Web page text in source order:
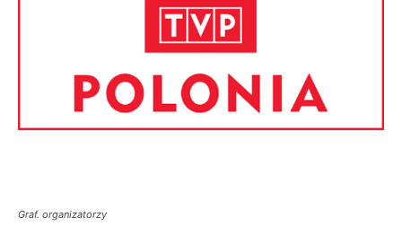
Graf. organizatorzy